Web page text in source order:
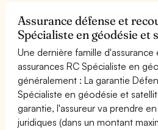
Assurance défense et
Spécialiste en géodésie et
Une dernière famille d'assurance
assurances RC Spécialiste en
généralement : La garantie
Spécialiste en géodésie et
garantie, l'assureur va prendre
juridiques (dans un montant